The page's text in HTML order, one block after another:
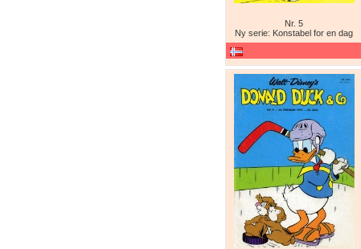
Nr. 5
Ny serie: Konstabel for en dag